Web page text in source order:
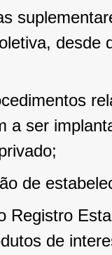
desde
a ser
de
Registro
de